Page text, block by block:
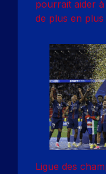
pourrait aider
de plus en
Ligue des